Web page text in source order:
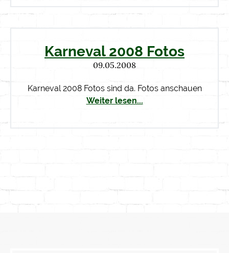
Karneval 2008 Fotos
09.05.2008
Karneval 2008 Fotos sind da. Fotos anschauen
Weiter lesen...